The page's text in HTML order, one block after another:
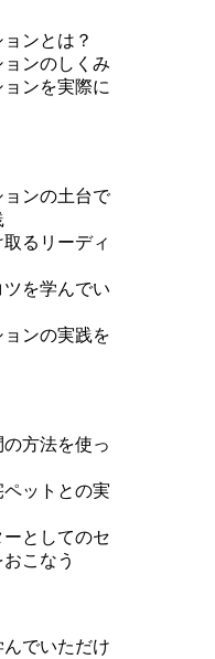
ンとは？
ンのしくみ
ンを実際に
ンの土台で
るリーディ
を学んでい
ンの実践を
方法を使っ
ットとの実
としてのセ
こなう
んでいただけ